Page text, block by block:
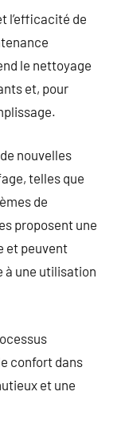
l’efficacité de
le nettoyage
et, pour
nouvelles
telles que
de
proposent une
et peuvent
à une utilisation
confort dans
et une